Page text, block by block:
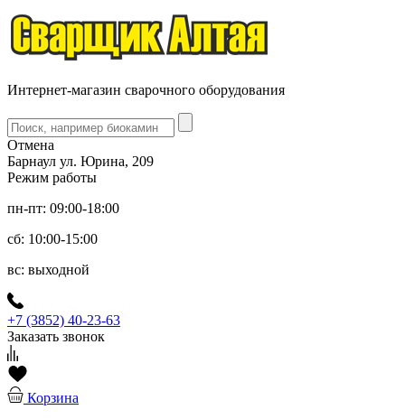
Интернет-магазин сварочного оборудования
Отмена
Барнаул ул. Юрина, 209
Режим работы
пн-пт: 09:00-18:00
сб: 10:00-15:00
вс: выходной
+7 (3852) 40-23-63
Заказать звонок
Корзина